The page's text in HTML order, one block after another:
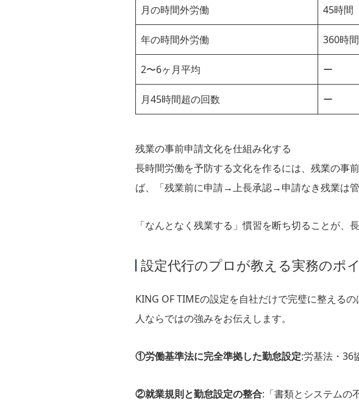
月の時間外労働 45時間
年の時間外労働 360時間
2〜6ヶ月平均 ー
月45時間超の回数 ー
残業の事前申請文化を仕組み化する
長時間労働を予防する文化を作るには、残業の事
ば、「残業前に申請→上長承認→申請なき残業は
「なんとなく残業する」慣習を断ち切ることが、
設定代行のプロが教える実務のポ
KING OF TIMEの設定を自社だけで完璧に整える
人ならではの強みをお伝えします。
①労働基準法に完全準拠した勤怠設定:労基法・36
②就業規則と勤怠設定の整合:「書類とシステムの